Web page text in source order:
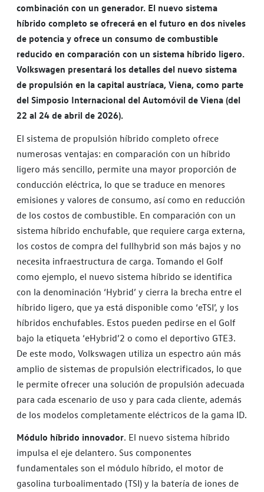
combinación con un generador. El nuevo sistema
híbrido completo se ofrecerá en el futuro en dos niveles
de potencia y ofrece un consumo de combustible
reducido en comparación con un sistema híbrido ligero.
Volkswagen presentará los detalles del nuevo sistema
de propulsión en la capital austríaca, Viena, como parte
del Simposio Internacional del Automóvil de Viena (del
22 al 24 de abril de 2026).
El sistema de propulsión híbrido completo ofrece
numerosas ventajas: en comparación con un híbrido
ligero más sencillo, permite una mayor proporción de
conducción eléctrica, lo que se traduce en menores
emisiones y valores de consumo, así como en reducción
de los costos de combustible. En comparación con un
sistema híbrido enchufable, que requiere carga externa,
los costos de compra del fullhybrid son más bajos y no
necesita infraestructura de carga. Tomando el Golf
como ejemplo, el nuevo sistema híbrido se identifica
con la denominación ‘Hybrid’ y cierra la brecha entre el
híbrido ligero, que ya está disponible como ‘eTSI’, y los
híbridos enchufables. Estos pueden pedirse en el Golf
bajo la etiqueta ‘eHybrid’2 o como el deportivo GTE3.
De este modo, Volkswagen utiliza un espectro aún más
amplio de sistemas de propulsión electrificados, lo que
le permite ofrecer una solución de propulsión adecuada
para cada escenario de uso y para cada cliente, además
de los modelos completamente eléctricos de la gama ID.
Módulo híbrido innovador. El nuevo sistema híbrido
impulsa el eje delantero. Sus componentes
fundamentales son el módulo híbrido, el motor de
gasolina turboalimentado (TSI) y la batería de iones de